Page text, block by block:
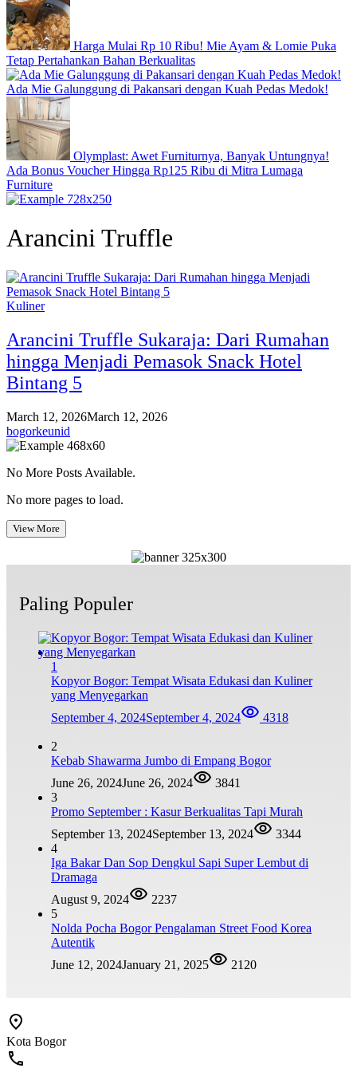
Harga Mulai Rp 10 Ribu! Mie Ayam & Lomie Puka
Tetap Pertahankan Bahan Berkualitas
Ada Mie Galunggung di Pakansari dengan Kuah Pedas Medok!
Olymplast: Awet Furniturnya, Banyak Untungnya!
Ada Bonus Voucher Hingga Rp125 Ribu di Mitra Lumaga
Furniture
Arancini Truffle
Kuliner
Arancini Truffle Sukaraja: Dari Rumahan
hingga Menjadi Pemasok Snack Hotel
Bintang 5
March 12, 2026March 12, 2026
bogorkeunid
No More Posts Available.
No more pages to load.
View More
Paling Populer
1
Kopyor Bogor: Tempat Wisata Edukasi dan Kuliner
yang Menyegarkan
September 4, 2024September 4, 2024 4318
2
Kebab Shawarma Jumbo di Empang Bogor
June 26, 2024June 26, 2024
3841
3
Promo September : Kasur Berkualitas Tapi Murah
September 13, 2024September 13, 2024
3344
4
Iga Bakar Dan Sop Dengkul Sapi Super Lembut di
Dramaga
August 9, 2024
2237
5
Nolda Pocha Bogor Pengalaman Street Food Korea
Autentik
June 12, 2024January 21, 2025 2120
Kota Bogor